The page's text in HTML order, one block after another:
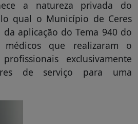
a natureza privada do
qual o Município de Ceres
aplicação do Tema 940 do
que realizaram o
exclusivamente
de serviço para uma